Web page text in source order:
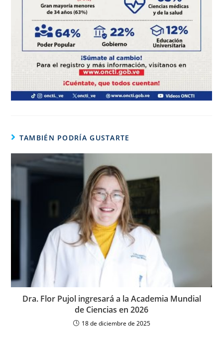
TAMBIÉN PODRÍA GUSTARTE
Dra. Flor Pujol ingresará a la Academia Mundial
de Ciencias en 2026
18 de diciembre de 2025